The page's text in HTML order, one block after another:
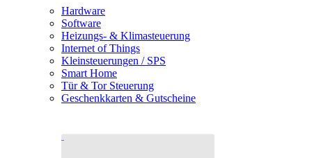
Hardware
Software
Heizungs- & Klimasteuerung
Internet of Things
Kleinsteuerungen / SPS
Smart Home
Tür & Tor Steuerung
Geschenkkarten & Gutscheine